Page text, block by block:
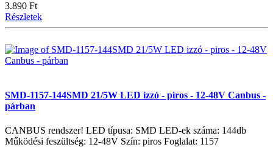
3.890 Ft
Részletek
SMD-1157-144SMD 21/5W LED izzó - piros - 12-48V Canbus -
párban
CANBUS rendszer! LED típusa: SMD LED-ek száma: 144db
Működési feszültség: 12-48V Szín: piros Foglalat: 1157